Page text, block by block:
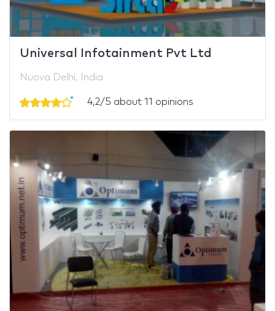
Universal Infotainment Pvt Ltd
Nuova Delhi, India
4,2/5 about 11 opinions